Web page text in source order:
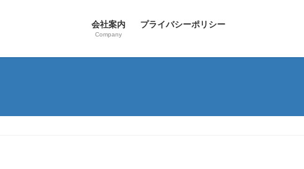
会社案内
Company
プライバシーポリシー